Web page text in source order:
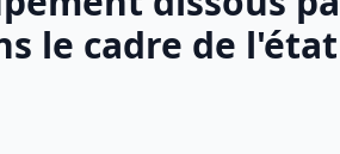
le cadre de